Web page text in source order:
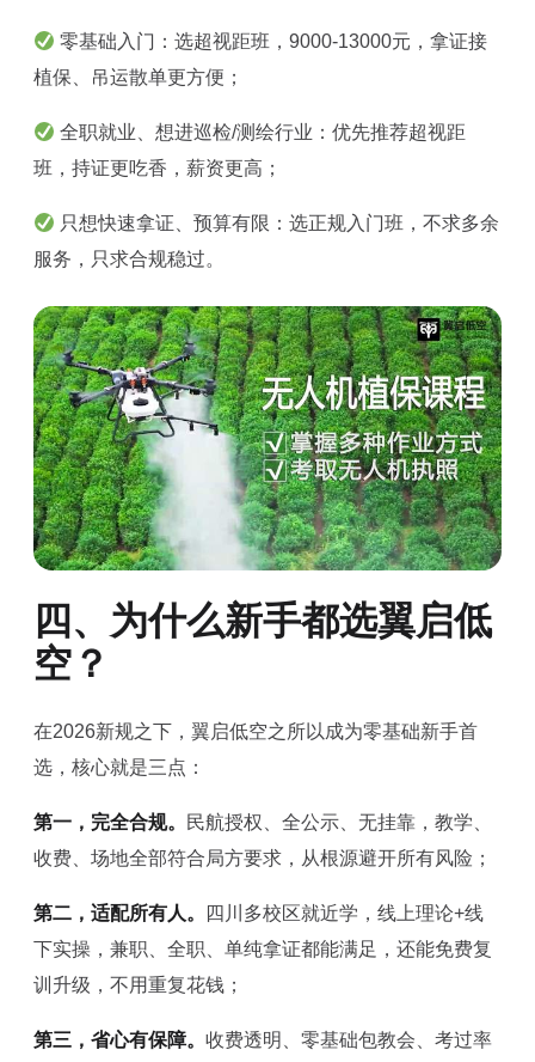
零基础入门：选超视距班，9000-13000元，拿证接
植保、吊运散单更方便；
全职就业、想进巡检/测绘行业：优先推荐超视距
班，持证更吃香，薪资更高；
只想快速拿证、预算有限：选正规入门班，不求多余
服务，只求合规稳过。
四、为什么新手都选翼启低
空？
在2026新规之下，翼启低空之所以成为零基础新手首
选，核心就是三点：
第一，完全合规。
民航授权、全公示、无挂靠，教学、
收费、场地全部符合局方要求，从根源避开所有风险；
第二，适配所有人。
四川多校区就近学，线上理论+线
下实操，兼职、全职、单纯拿证都能满足，还能免费复
训升级，不用重复花钱；
第三，省心有保障。 收费透明、零基础包教会、考过率